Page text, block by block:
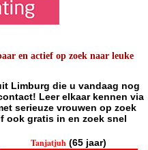
en actief op zoek naar leuke
Limburg die u vandaag nog
Leer elkaar kennen via
serieuze vrouwen op zoek
ook gratis in en zoek snel
Tanjatjuh(65 jaar)